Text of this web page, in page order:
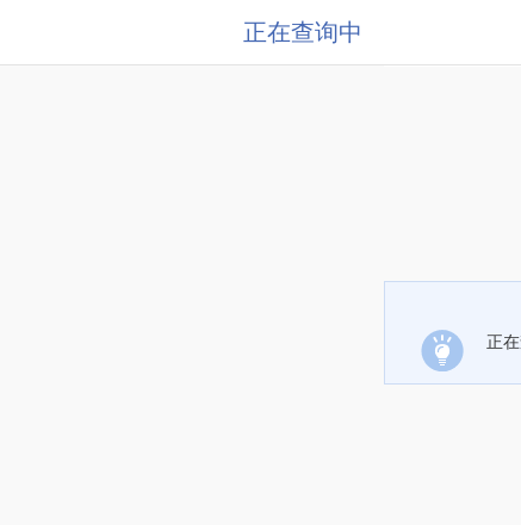
正在查询中
正